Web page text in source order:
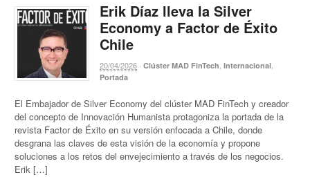
Erik Díaz lleva la Silver
Economy a Factor de Éxito
Chile
20/04/2026 ·Clúster MAD FinTech,Internacional,
Portada
El Embajador de Silver Economy del clúster MAD FinTech y creador
del concepto de Innovación Humanista protagoniza la portada de la
revista Factor de Éxito en su versión enfocada a Chile, donde
desgrana las claves de esta visión de la economía y propone
soluciones a los retos del envejecimiento a través de los negocios.
Erik […]